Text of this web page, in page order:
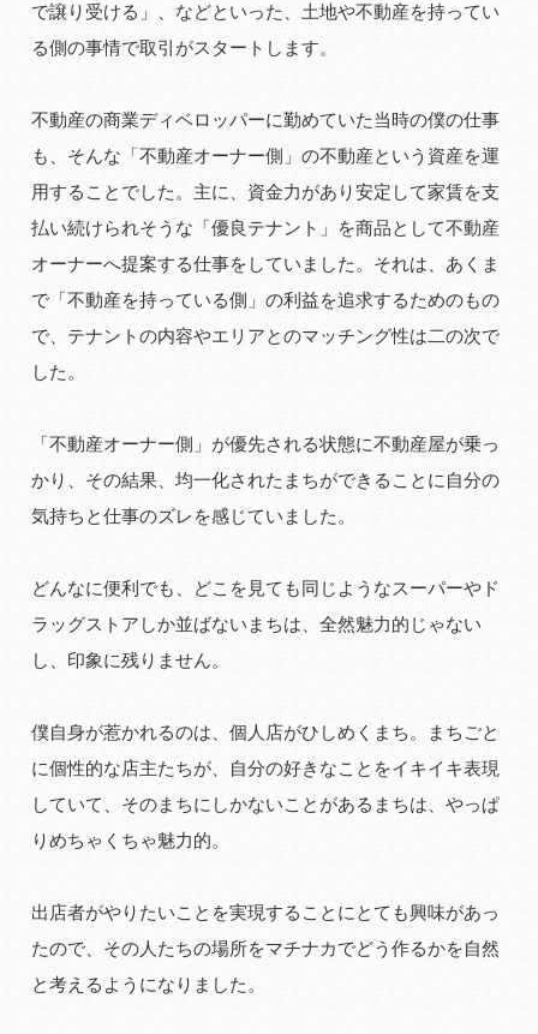
で譲り受ける」、などといった、土地や不動産を持ってい
る側の事情で取引がスタートします。
不動産の商業ディベロッパーに勤めていた当時の僕の仕事
も、そんな「不動産オーナー側」の不動産という資産を運
用することでした。主に、資金力があり安定して家賃を支
払い続けられそうな「優良テナント」を商品として不動産
オーナーへ提案する仕事をしていました。それは、あくま
で「不動産を持っている側」の利益を追求するためのもの
で、テナントの内容やエリアとのマッチング性は二の次で
した。
「不動産オーナー側」が優先される状態に不動産屋が乗っ
かり、その結果、均一化されたまちができることに自分の
気持ちと仕事のズレを感じていました。
どんなに便利でも、どこを見ても同じようなスーパーやド
ラッグストアしか並ばないまちは、全然魅力的じゃない
し、印象に残りません。
僕自身が惹かれるのは、個人店がひしめくまち。まちごと
に個性的な店主たちが、自分の好きなことをイキイキ表現
していて、そのまちにしかないことがあるまちは、やっぱ
りめちゃくちゃ魅力的。
出店者がやりたいことを実現することにとても興味があっ
たので、その人たちの場所をマチナカでどう作るかを自然
と考えるようになりました。